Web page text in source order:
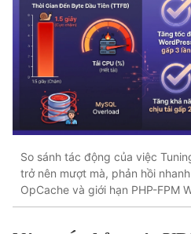
So sánh tác động của việc
trở nên mượt mà, phản hồi
OpCache và giới hạn PHP-FPM